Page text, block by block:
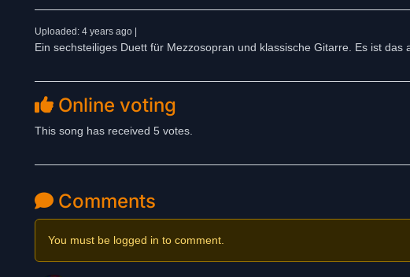
Uploaded: 4 years ago |
Ein sechsteiliges Duett für Mezzosopran und klassische Gitarre. Es ist
Online voting
This song has received 5 votes.
Comments
You must be logged in to comment.